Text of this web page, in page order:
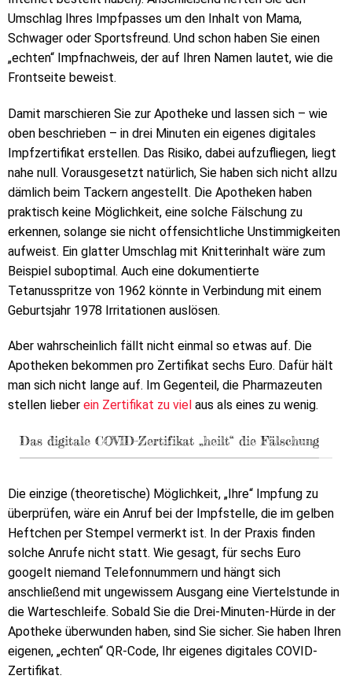
Umschlag Ihres Impfpasses um den Inhalt von Mama,
Schwager oder Sportsfreund. Und schon haben Sie einen
„echten“ Impfnachweis, der auf Ihren Namen lautet, wie die
Frontseite beweist.
Damit marschieren Sie zur Apotheke und lassen sich – wie
oben beschrieben – in drei Minuten ein eigenes digitales
Impfzertifikat erstellen. Das Risiko, dabei aufzufliegen, liegt
nahe null. Vorausgesetzt natürlich, Sie haben sich nicht allzu
dämlich beim Tackern angestellt. Die Apotheken haben
praktisch keine Möglichkeit, eine solche Fälschung zu
erkennen, solange sie nicht offensichtliche Unstimmigkeiten
aufweist. Ein glatter Umschlag mit Knitterinhalt wäre zum
Beispiel suboptimal. Auch eine dokumentierte
Tetanusspritze von 1962 könnte in Verbindung mit einem
Geburtsjahr 1978 Irritationen auslösen.
Aber wahrscheinlich fällt nicht einmal so etwas auf. Die
Apotheken bekommen pro Zertifikat sechs Euro. Dafür hält
man sich nicht lange auf. Im Gegenteil, die Pharmazeuten
stellen lieber ein Zertifikat zu viel aus als eines zu wenig.
Das digitale COVID-Zertifikat „heilt“ die Fälschung
Die einzige (theoretische) Möglichkeit, „Ihre“ Impfung zu
überprüfen, wäre ein Anruf bei der Impfstelle, die im gelben
Heftchen per Stempel vermerkt ist. In der Praxis finden
solche Anrufe nicht statt. Wie gesagt, für sechs Euro
googelt niemand Telefonnummern und hängt sich
anschließend mit ungewissem Ausgang eine Viertelstunde in
die Warteschleife. Sobald Sie die Drei-Minuten-Hürde in der
Apotheke überwunden haben, sind Sie sicher. Sie haben Ihren
eigenen, „echten“ QR-Code, Ihr eigenes digitales COVID-
Zertifikat.